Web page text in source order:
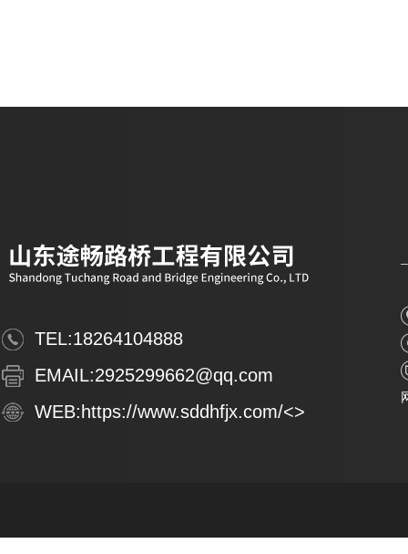
TEL:18264104888
EMAIL:2925299662@qq.com
WEB: https://www.sddhfjx.com/<>